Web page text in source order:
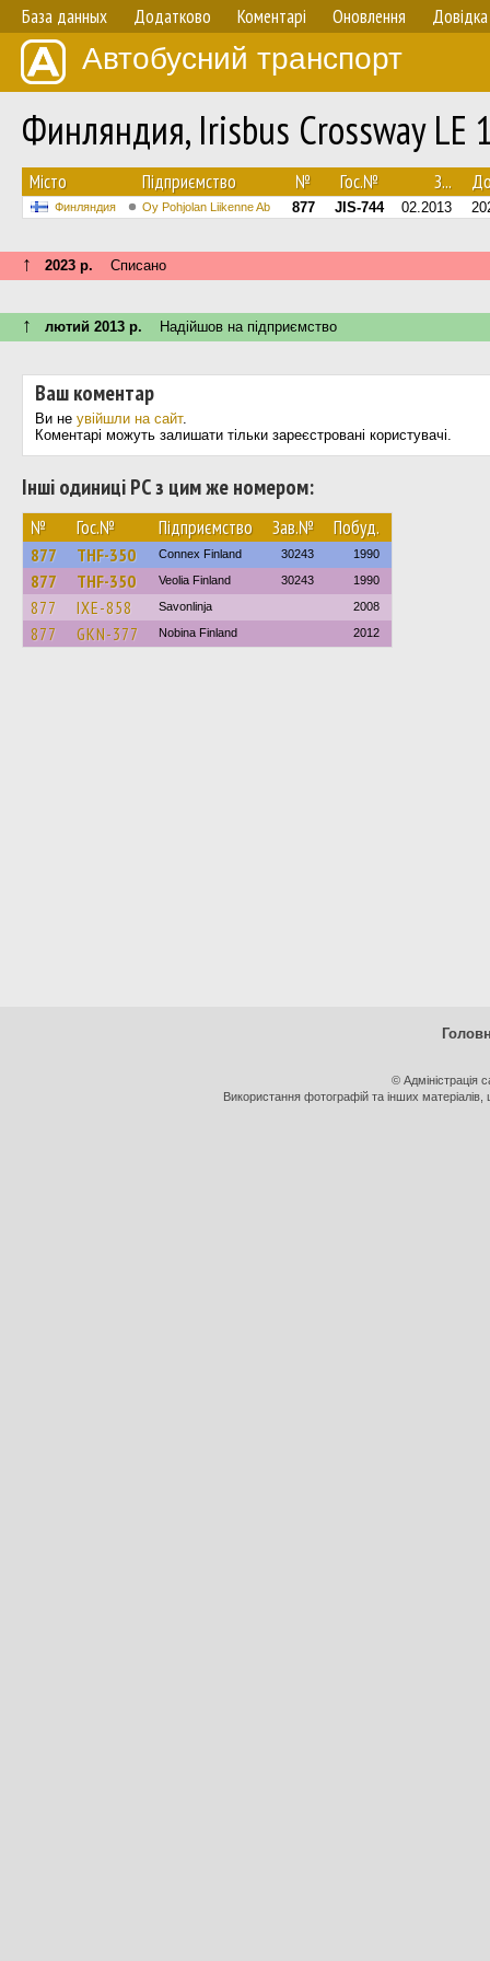
База данных Додатково Коментарі Оновлення Довідка
Автобусний транспорт
Финляндия, Irisbus Crossway
Мiсто Підприємство № Гос.№ З...
Финляндия Oy Pohjolan Liikenne Ab 877 JIS-744 02.2013
↑ 2023 р. Списано
↑ лютий 2013 р. Надійшов на підприємство
Ваш коментар
Ви не увійшли на сайт.
Коментарі можуть залишати тільки зареєстровані користувачі.
Інші одиниці РС з цим же номером:
№ Гос.№ Підприємство Зав.№ Побуд.
877 THF-350 Connex Finland 30243 1990
877 THF-350 Veolia Finland 30243 1990
877 IXE-858 Savonlinja 2008
877 GKN-377 Nobina Finland 2012
© Адміністрація
Використання фотографій та інших матеріалів,